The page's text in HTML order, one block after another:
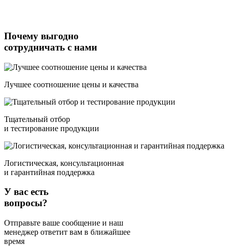
Почему выгодно
сотрудничать с нами
Лучшее соотношение цены и качества
Тщательный отбор
и тестирование продукции
Логистическая, консультационная
и гарантийная поддержка
У вас есть
вопросы?
Отправьте ваше сообщение и наш
менеджер ответит вам в ближайшее
время